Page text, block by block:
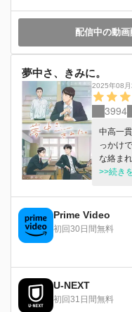
配信中の動
夢中さ、きみに。
2025年08
3994
中高一
っかけ
な絡ま
う目高
抱えて
織りな
>>続き
Prime Video
初回30日間無料
U-NEXT
初回31日間無料